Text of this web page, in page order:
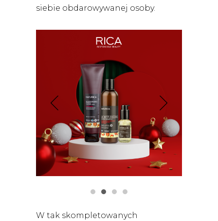
siebie obdarowywanej osoby.
W tak skompletowanych